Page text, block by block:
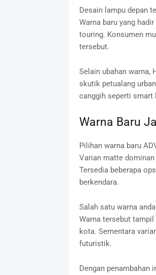
Desain lampu depan
Warna baru yang
touring. Konsumen
tersebut.
Selain ubahan warna,
skutik petualang
canggih seperti smart
Warna Baru
Pilihan warna baru
Varian matte
Tersedia beberapa
berkendara.
Salah satu warna
Warna tersebut
kota. Sementara
futuristik.
Dengan penambahan